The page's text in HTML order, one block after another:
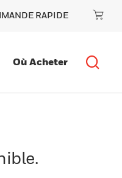
RAPIDE
Où Acheter